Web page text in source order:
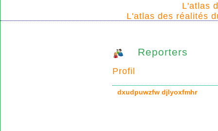
L'atlas
L'atlas des réalités
Reporters
Profil
dxudpuwzfw djlyoxfmhr